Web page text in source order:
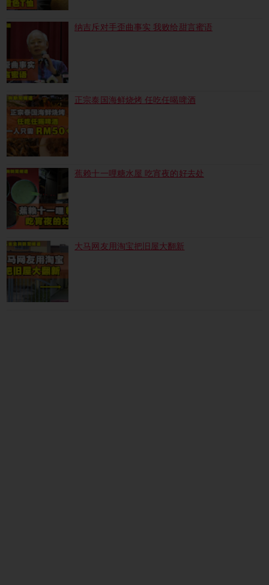
纳吉斥对手歪曲事实 我败给甜言蜜语
正宗泰国海鲜烧烤 任吃任喝啤酒
蕉赖十一哩糖水屋 吃宵夜的好去处
大马网友用淘宝把旧屋大翻新